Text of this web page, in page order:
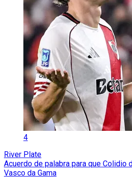
4
River Plate
Acuerdo de palabra para que Colidio
Vasco da Gama